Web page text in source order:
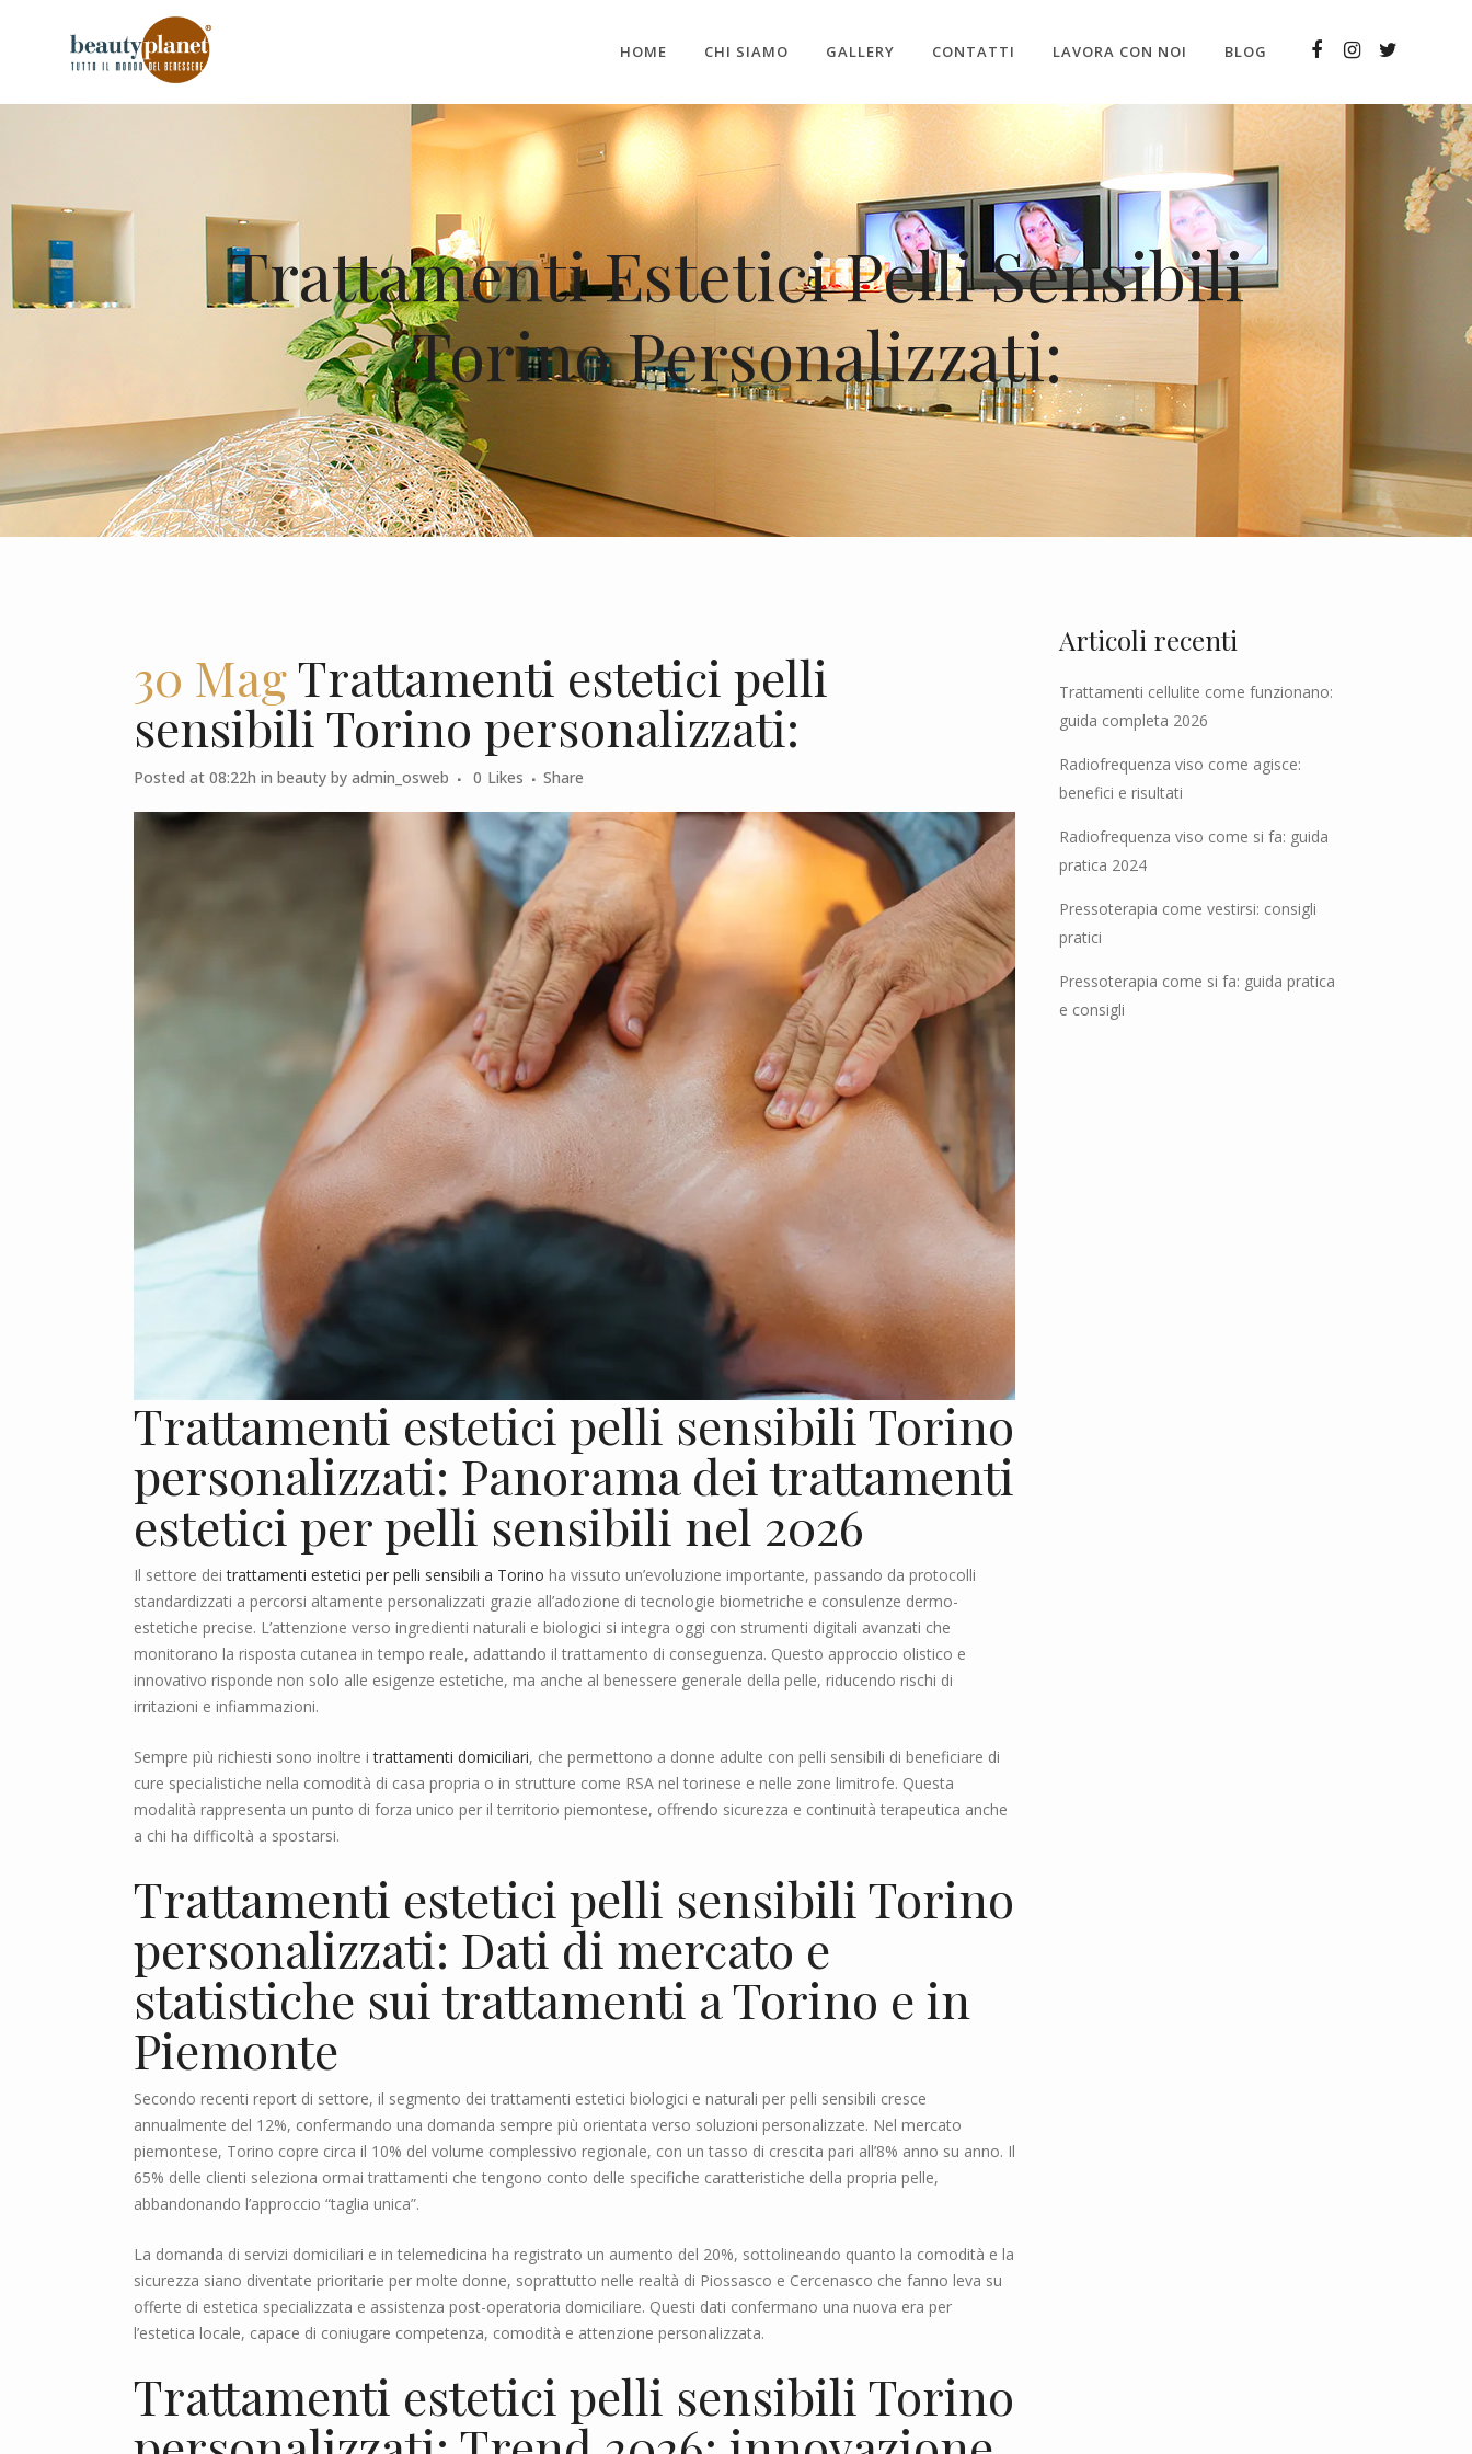
HOME CHI SIAMO GALLERY CONTATTI LAVORA CON NOI BLOG
Trattamenti Estetici Pelli Sensibili
Torino Personalizzati:
30 MagTrattamenti estetici pelli
sensibili Torino personalizzati:
Posted at 08:22h in beauty by admin_osweb 0 Likes Share
Trattamenti estetici pelli sensibili Torino
personalizzati: Panorama dei trattamenti
estetici per pelli sensibili nel 2026
Il settore deitrattamenti estetici per pelli sensibili a Torino ha vissuto un’evoluzione importante, passando da protocolli
standardizzati a percorsi altamente personalizzati grazie all’adozione di tecnologie biometriche e consulenze dermo-
estetiche precise. L’attenzione verso ingredienti naturali e biologici si integra oggi con strumenti digitali avanzati che
monitorano la risposta cutanea in tempo reale, adattando il trattamento di conseguenza. Questo approccio olistico e
innovativo risponde non solo alle esigenze estetiche, ma anche al benessere generale della pelle, riducendo rischi di
irritazioni e infiammazioni.
Sempre più richiesti sono inoltre itrattamenti domiciliari, che permettono a donne adulte con pelli sensibili di beneficiare di
cure specialistiche nella comodità di casa propria o in strutture come RSA nel torinese e nelle zone limitrofe. Questa
modalità rappresenta un punto di forza unico per il territorio piemontese, offrendo sicurezza e continuità terapeutica anche
a chi ha difficoltà a spostarsi.
Trattamenti estetici pelli sensibili Torino
personalizzati: Dati di mercato e
statistiche sui trattamenti a Torino e in
Piemonte
Secondo recenti report di settore, il segmento dei trattamenti estetici biologici e naturali per pelli sensibili cresce
annualmente del 12%, confermando una domanda sempre più orientata verso soluzioni personalizzate. Nel mercato
piemontese, Torino copre circa il 10% del volume complessivo regionale, con un tasso di crescita pari all’8% anno su anno. Il
65% delle clienti seleziona ormai trattamenti che tengono conto delle specifiche caratteristiche della propria pelle,
abbandonando l’approccio “taglia unica”.
La domanda di servizi domiciliari e in telemedicina ha registrato un aumento del 20%, sottolineando quanto la comodità e la
sicurezza siano diventate prioritarie per molte donne, soprattutto nelle realtà di Piossasco e Cercenasco che fanno leva su
offerte di estetica specializzata e assistenza post-operatoria domiciliare. Questi dati confermano una nuova era per
l’estetica locale, capace di coniugare competenza, comodità e attenzione personalizzata.
Trattamenti estetici pelli sensibili Torino
Articoli recenti
Trattamenti cellulite come funzionano:
guida completa 2026
Radiofrequenza viso come agisce:
benefici e risultati
Radiofrequenza viso come si fa: guida
pratica 2024
Pressoterapia come vestirsi: consigli
pratici
Pressoterapia come si fa: guida pratica
e consigli